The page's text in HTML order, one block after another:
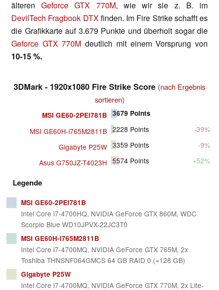
älterenGeforce GTX 770M, wie wir sie z. B. im
DevilTech Fragbook DTXfinden. Im Fire Strike schafft es
die Grafikkarte auf 3.679 Punkte und überholt sogar die
Geforce GTX 770M deutlich mit einem Vorsprung von
10-15 %.
3DMark - 1920x1080 Fire Strike Score (nach Ergebnis
sortieren)
MSI GE60-2PEi781B 3679 Points
MSI GE60H-i765M2811B 2228 Points
-39%
Gigabyte P25W 3359 Points
-9%
Asus G750JZ-T4023H 5574 Points +52%
Legende
MSI GE60-2PEi781B
Intel Core i7-4700HQ, NVIDIA GeForce GTX 860M, WDC
Scorpio Blue WD10JPVX-22JC3T0
MSI GE60H-i765M2811B
Intel Core i7-4700MQ, NVIDIA GeForce GTX 765M, 2x
Toshiba THNSNF064GMCS 64 GB RAID 0 (=128 GB)
Gigabyte P25W
Intel Core i7-4700MQ, NVIDIA GeForce GTX 770M, 2x Lite-